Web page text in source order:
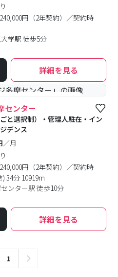
円（2年契約）／契約時
学駅 徒歩5分
詳細を見る
付き #女性専用フロアあり
センター
と選択制）・管理人駐在・イン
デンス
／月
円（2年契約）／契約時
34分 10919m
ンター駅 徒歩10分
詳細を見る
1